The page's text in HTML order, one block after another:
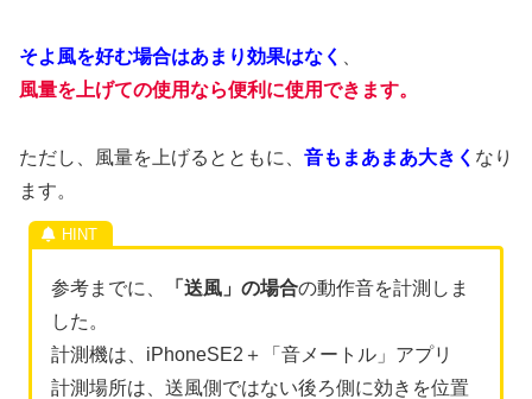
そよ風を好む場合はあまり効果はなく
風量を上げての使用なら便利に使用できます。
ただし、風量を上げるとともに、 音もまあまあ大きく なり
ます。
参考までに、 「送風」の場合の動作音を計測しま
した。
計測機は、iPhoneSE2＋「音メートル」アプリ
計測場所は、送風側ではない後ろ側に効きを位置